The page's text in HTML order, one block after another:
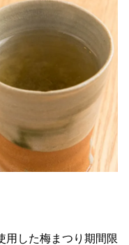
用した梅まつり期間限